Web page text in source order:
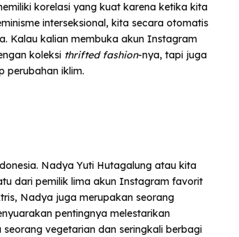
korelasi yang kuat karena ketika kita
interseksional, kita secara otomatis
Kalau kalian membuka akun Instagram
koleksi thrifted fashion-nya, tapi juga
perubahan iklim.
Nadya Yuti Hutagalung atau kita
dari pemilik lima akun Instagram favorit
Nadya juga merupakan seorang
pentingnya melestarikan
vegetarian dan seringkali berbagi